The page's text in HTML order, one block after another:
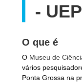
-
O que é
O Museu de
vários
Ponta Grossa na